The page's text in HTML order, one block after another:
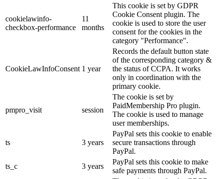
cookielawinfo-
checkbox-performance
11
months
This cookie is set by GDPR
Cookie Consent plugin. The
cookie is used to store the user
consent for the cookies in the
category "Performance".
CookieLawInfoConsent 1 year
Records the default button state
of the corresponding category &
the status of CCPA. It works
only in coordination with the
primary cookie.
pmpro_visit session
The cookie is set by
PaidMembership Pro plugin.
The cookie is used to manage
user memberships.
ts 3 years
PayPal sets this cookie to enable
secure transactions through
PayPal.
ts_c
3 years
PayPal sets this cookie to make
safe payments through PayPal.